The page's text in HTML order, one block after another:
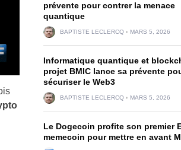
prévente pour contrer la menace
quantique
BAPTISTE LECLERCQ MARS 5, 2026
Informatique quantique et
projet BMIC lance sa prévente
sécuriser le Web3
BAPTISTE LECLERCQ MARS 5, 2026
Le Dogecoin profite son premier
memecoin pour mettre en avant